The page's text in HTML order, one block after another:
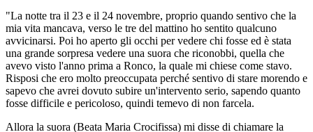
"La notte tra il 23 e il 24 novembre, proprio quando sentivo che la
mia vita mancava, verso le tre del mattino ho sentito qualcuno
avvicinarsi. Poi ho aperto gli occhi per vedere chi fosse ed è stata
una grande sorpresa vedere una suora che riconobbi, quella che
avevo visto l'anno prima a Ronco, la quale mi chiese come stavo.
Risposi che ero molto preoccupata perché sentivo di stare morendo e
sapevo che avrei dovuto subire un'intervento serio, sapendo quanto
fosse difficile e pericoloso, quindi temevo di non farcela.
Allora la suora (Beata Maria Crocifissa) mi disse di chiamare la